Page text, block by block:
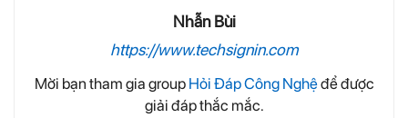
Nhẫn Bùi
https://www.techsignin.com
Mời bạn tham gia group Hỏi Đáp Công Nghệđể được
giải đáp thắc mắc.